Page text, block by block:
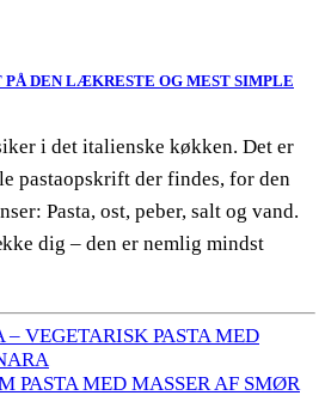
PÅ DEN LÆKRESTE OG MEST SIMPLE
i det italienske køkken. Det er
pastaopskrift der findes, for den
Pasta, ost, peber, salt og vand.
dig – den er nemlig mindst
– VEGETARISK PASTA MED
PASTA MED MASSER AF SMØR